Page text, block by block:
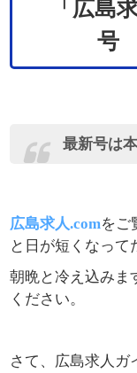
「広島
号
最新号は
広島求人.comをご
と日が短くなって
朝晩と冷え込みま
ください。
さて、広島求人ガ